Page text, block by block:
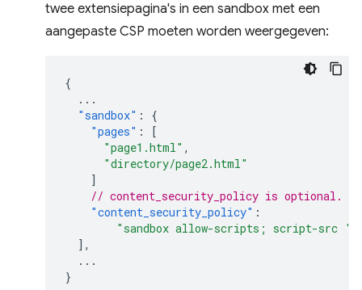
twee extensiepagina's in een sandbox met een
aangepaste CSP moeten worden weergegeven:
{
...
"sandbox" :
{
"pages" :
[
"page1.html" ,
"directory/page2.html"
]
// content_security_policy is optional.
"content_security_policy" :
"sandbox allow-scripts; script-src
],
...
}